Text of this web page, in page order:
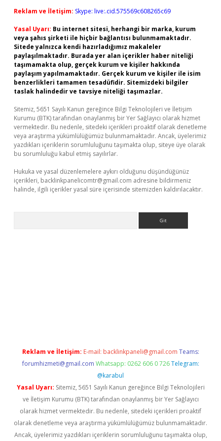
Reklam ve İletişim: Skype: live:.cid.575569c608265c69
Yasal Uyarı: Bu internet sitesi, herhangi bir marka, kurum
veya şahıs şirketi ile hiçbir bağlantısı bulunmamaktadır.
Sitede yalnızca kendi hazırladığımız makaleler
paylaşılmaktadır. Burada yer alan içerikler haber niteliği
taşımamakta olup, gerçek kurum ve kişiler hakkında
paylaşım yapılmamaktadır. Gerçek kurum ve kişiler ile isim
benzerlikleri tamamen tesadüfidir. Sitemizdeki bilgiler
taslak halindedir ve tavsiye niteliği taşımazlar.
Sitemiz, 5651 Sayılı Kanun gereğince Bilgi Teknolojileri ve İletişim
Kurumu (BTK) tarafından onaylanmış bir Yer Sağlayıcı olarak hizmet
vermektedir. Bu nedenle, sitedeki içerikleri proaktif olarak denetleme
veya araştırma yükümlülüğümüz bulunmamaktadır. Ancak, üyelerimiz
yazdıkları içeriklerin sorumluluğunu taşımakta olup, siteye üye olarak
bu sorumluluğu kabul etmiş sayılırlar.
Hukuka ve yasal düzenlemelere aykırı olduğunu düşündüğünüz
içerikleri, backlinkpanelicomtr@gmail.com adresine bildirmeniz
halinde, ilgili içerikler yasal süre içerisinde sitemizden kaldırılacaktır.
Reklam ve İletişim: E-mail: backlinkpaneli@gmail.com Teams:
forumhizmeti@gmail.com Whatsapp: 0262 606 0 726 Telegram:
@karabul
Yasal Uyarı: Sitemiz, 5651 Sayılı Kanun gereğince Bilgi Teknolojileri
ve İletişim Kurumu (BTK) tarafından onaylanmış bir Yer Sağlayıcı
olarak hizmet vermektedir. Bu nedenle, sitedeki içerikleri proaktif
olarak denetleme veya araştırma yükümlülüğümüz bulunmamaktadır.
Ancak, üyelerimiz yazdıkları içeriklerin sorumluluğunu taşımakta olup,